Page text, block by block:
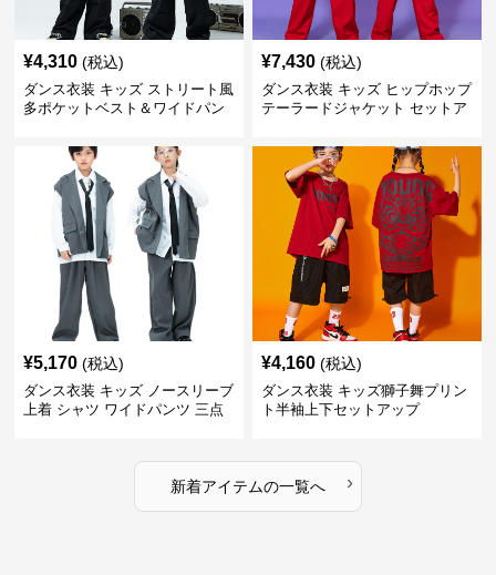
¥4,310 (税込)
ダンス衣装 キッズ ストリート風
多ポケットベスト＆ワイドパン
¥7,430 (税込)
ダンス衣装 キッズ ヒップホップ
テーラードジャケット セットア
¥5,170 (税込)
ダンス衣装 キッズ ノースリーブ
上着 シャツ ワイドパンツ 三点
¥4,160 (税込)
ダンス衣装 キッズ獅子舞プリン
ト半袖上下セットアップ
新着アイテムの一覧へ ›